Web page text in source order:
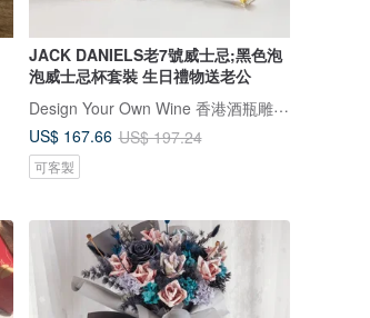
JACK DANIELS老7號威士忌;黑色泡
泡威士忌杯套裝 生日禮物送老公
Design Your Own Wine 香港酒瓶雕刻禮品專門店
US$ 167.66 US$ 197.24
可客製